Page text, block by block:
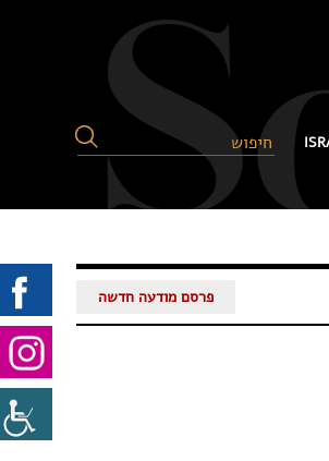
פרסם מודעה חדשה